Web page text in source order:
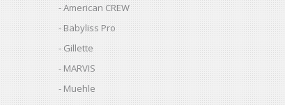
American CREW
Babyliss Pro
Gillette
MARVIS
Muehle